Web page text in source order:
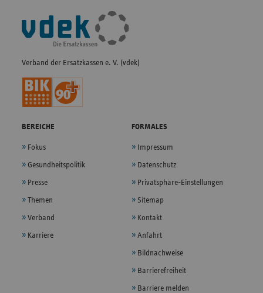
Fußleisten-
Navigation
Verband der Ersatzkassen e. V. (vdek)
BEREICHE
Fokus
Gesundheitspolitik
Presse
Themen
Verband
Karriere
FORMALES
Impressum
Datenschutz
Privatsphäre-Einstellungen
Sitemap
Kontakt
Anfahrt
Bildnachweise
Barrierefreiheit
Barriere melden